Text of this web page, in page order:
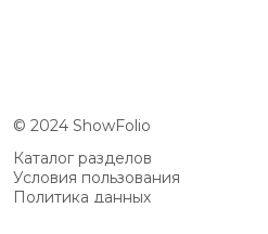
© 2024 ShowFolio
Каталог разделов
Условия пользования
Политика данных